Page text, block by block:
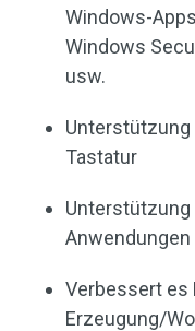
Windows-
Windows
usw.
Unterstützung
Tastatur
Unterstützung
Anwendungen
Verbessert es
Erzeugung/